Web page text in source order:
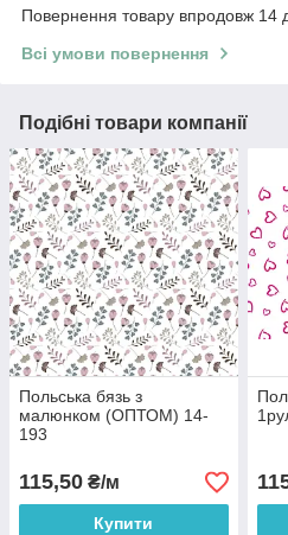
Повернення товару впродовж 14
Всі умови повернення
Подібні товари компанії
Польська бязь з
малюнком (ОПТОМ) 14-
193
115,50 ₴/м
Купити